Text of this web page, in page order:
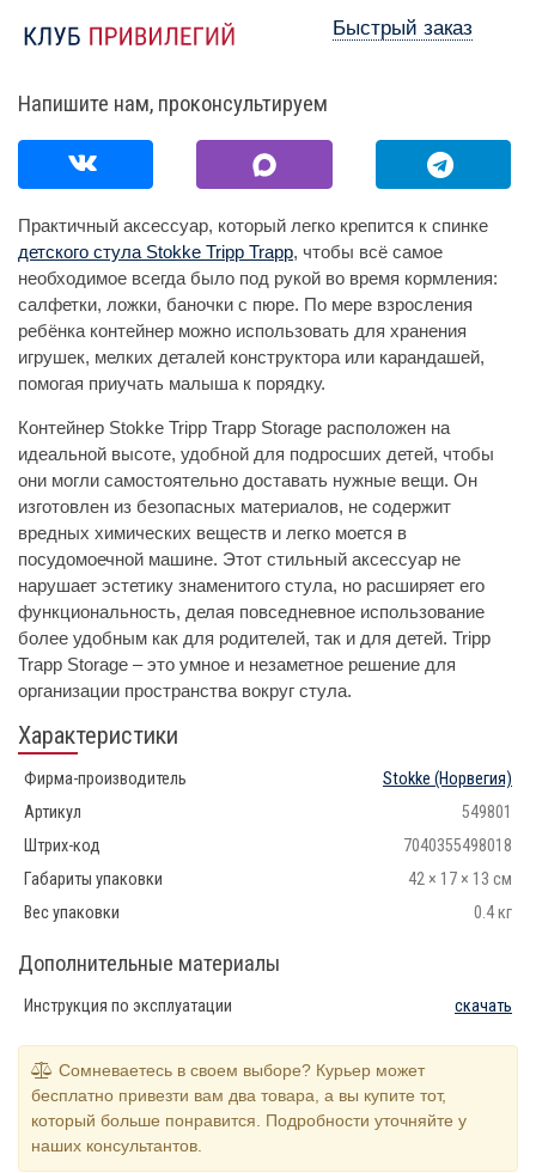
Быстрый заказ
Напишите нам, проконсультируем
Практичный аксессуар, который легко крепится к спинке
детского стула Stokke Tripp Trapp, чтобы всё самое
необходимое всегда было под рукой во время кормления:
салфетки, ложки, баночки с пюре. По мере взросления
ребёнка контейнер можно использовать для хранения
игрушек, мелких деталей конструктора или карандашей,
помогая приучать малыша к порядку.
Контейнер Stokke Tripp Trapp Storage расположен на
идеальной высоте, удобной для подросших детей, чтобы
они могли самостоятельно доставать нужные вещи. Он
изготовлен из безопасных материалов, не содержит
вредных химических веществ и легко моется в
посудомоечной машине. Этот стильный аксессуар не
нарушает эстетику знаменитого стула, но расширяет его
функциональность, делая повседневное использование
более удобным как для родителей, так и для детей. Tripp
Trapp Storage – это умное и незаметное решение для
организации пространства вокруг стула.
Характеристики
Фирма-производитель Stokke (Норвегия)
Артикул
549801
Штрих-код
7040355498018
Габариты упаковки
42 × 17 × 13 см
Вес упаковки
0.4 кг
Дополнительные материалы
Инструкция по эксплуатации скачать
Сомневаетесь в своем выборе? Курьер может
бесплатно привезти вам два товара, а вы купите тот,
который больше понравится. Подробности уточняйте у
наших консультантов.